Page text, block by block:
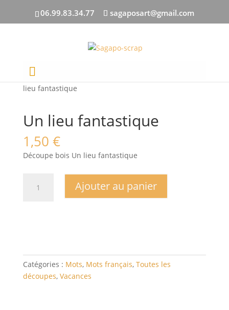
06.99.83.34.77 sagaposart@gmail.com
Accueil
lieu fantastique
Un lieu fantastique
1,50 €
Découpe bois Un lieu fantastique
Ajouter au panier
Catégories : Mots, Mots français, Toutes les
découpes, Vacances